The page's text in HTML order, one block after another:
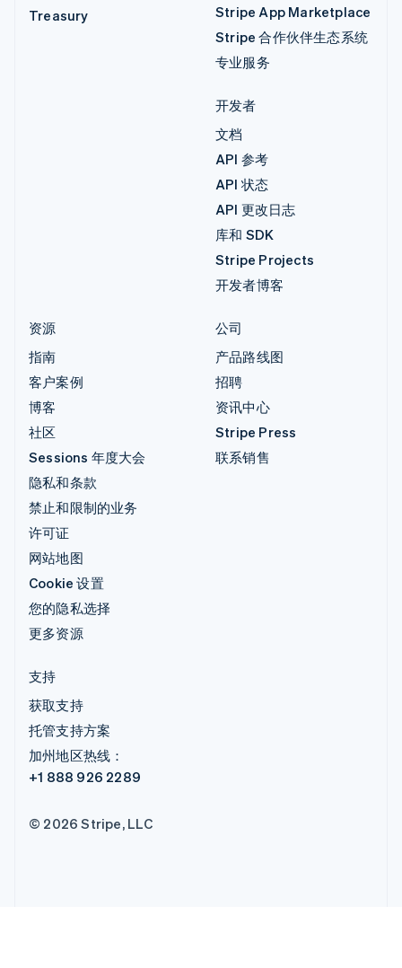
Treasury
Stripe App Marketplace
Stripe 合作伙伴生态系统
专业服务
开发者
文档
API 参考
API 状态
API 更改日志
库和 SDK
Stripe Projects
开发者博客
资源
指南
客户案例
博客
社区
Sessions 年度大会
隐私和条款
禁止和限制的业务
许可证
网站地图
Cookie 设置
您的隐私选择
更多资源
公司
产品路线图
招聘
资讯中心
Stripe Press
联系销售
支持
获取支持
托管支持方案
加州地区热线：
+1 888 926 2289
© 2026 Stripe, LLC